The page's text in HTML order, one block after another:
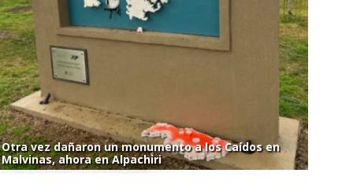
Otra vez dañaron un monumento a los Caídos en
Malvinas, ahora en Alpachiri